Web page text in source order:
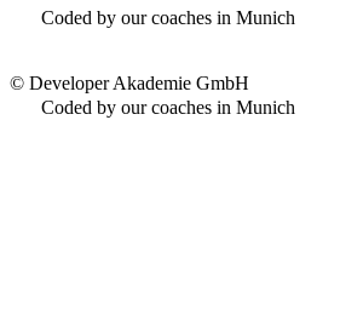
Coded by our coaches in Munich
© Developer Akademie GmbH
Coded by our coaches in Munich